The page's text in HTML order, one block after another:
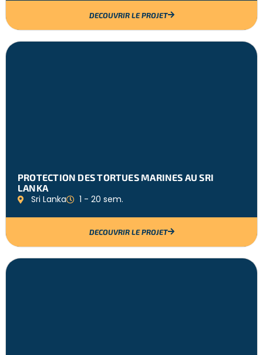
DECOUVRIR LE PROJET
PROTECTION DES TORTUES MARINES AU SRI
LANKA
Sri Lanka 1 - 20 sem.
DECOUVRIR LE PROJET